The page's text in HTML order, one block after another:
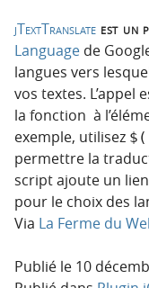
c
i
p
a
l
e
jTextTranslate est un
Language de
langues vers
vos textes. L’appel
la fonction à
exemple, utilisez
permettre la
script ajoute un
pour le choix des
Via La Ferme du
Publié le 10